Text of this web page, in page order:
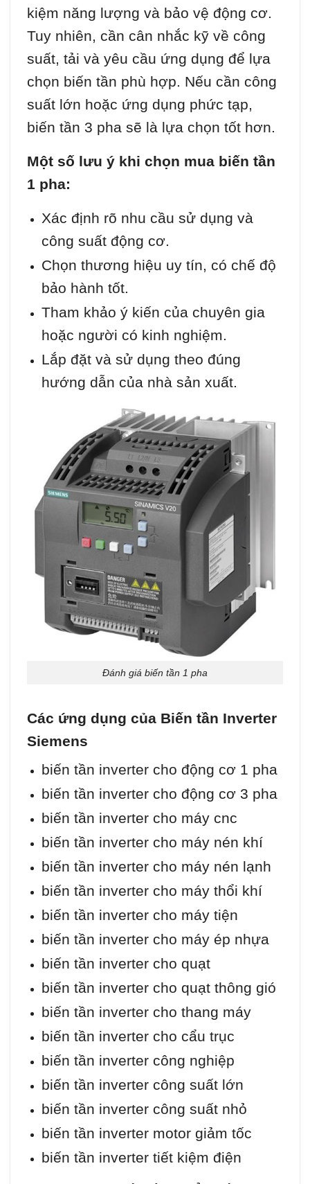
kiệm năng lượng và bảo vệ động cơ.
Tuy nhiên, cần cân nhắc kỹ về công
suất, tải và yêu cầu ứng dụng để lựa
chọn biến tần phù hợp. Nếu cần công
suất lớn hoặc ứng dụng phức tạp,
biến tần 3 pha sẽ là lựa chọn tốt hơn.
Một số lưu ý khi chọn mua biến tần
1 pha:
Xác định rõ nhu cầu sử dụng và
công suất động cơ.
Chọn thương hiệu uy tín, có chế độ
bảo hành tốt.
Tham khảo ý kiến của chuyên gia
hoặc người có kinh nghiệm.
Lắp đặt và sử dụng theo đúng
hướng dẫn của nhà sản xuất.
Đánh giá biến tần 1 pha
Các ứng dụng của Biến tần Inverter
Siemens
biến tần inverter cho động cơ 1 pha
biến tần inverter cho động cơ 3 pha
biến tần inverter cho máy cnc
biến tần inverter cho máy nén khí
biến tần inverter cho máy nén lạnh
biến tần inverter cho máy thổi khí
biến tần inverter cho máy tiện
biến tần inverter cho máy ép nhựa
biến tần inverter cho quạt
biến tần inverter cho quạt thông gió
biến tần inverter cho thang máy
biến tần inverter cho cẩu trục
biến tần inverter công nghiệp
biến tần inverter công suất lớn
biến tần inverter công suất nhỏ
biến tần inverter motor giảm tốc
biến tần inverter tiết kiệm điện